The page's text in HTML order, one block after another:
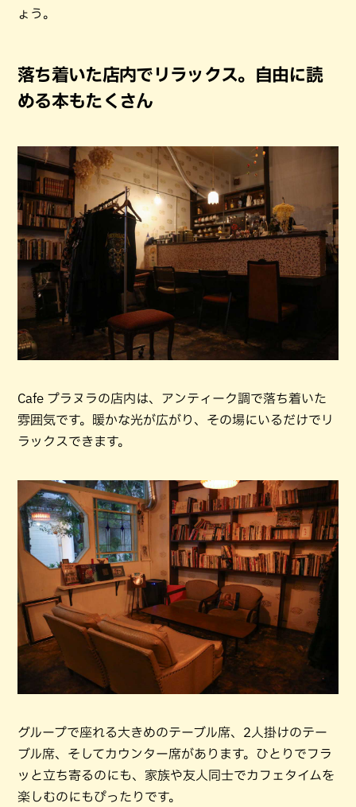
ょう。
落ち着いた店内でリラックス。自由に読
める本もたくさん
Cafe プラヌラの店内は、アンティーク調で落ち着いた
雰囲気です。暖かな光が広がり、その場にいるだけでリ
ラックスできます。
グループで座れる大きめのテーブル席、2人掛けのテー
ブル席、そしてカウンター席があります。ひとりでフラ
ッと立ち寄るのにも、家族や友人同士でカフェタイムを
楽しむのにもぴったりです。